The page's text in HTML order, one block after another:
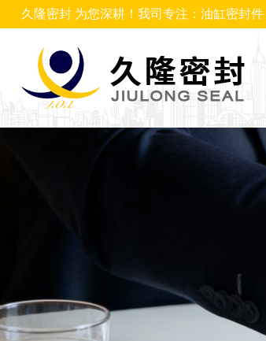
久隆密封 为您深耕！我司专注：油缸密封